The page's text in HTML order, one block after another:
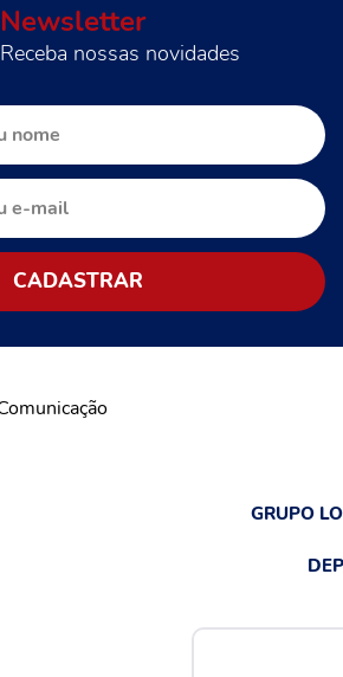
Newsletter
Receba nossas novidades
GRUPO